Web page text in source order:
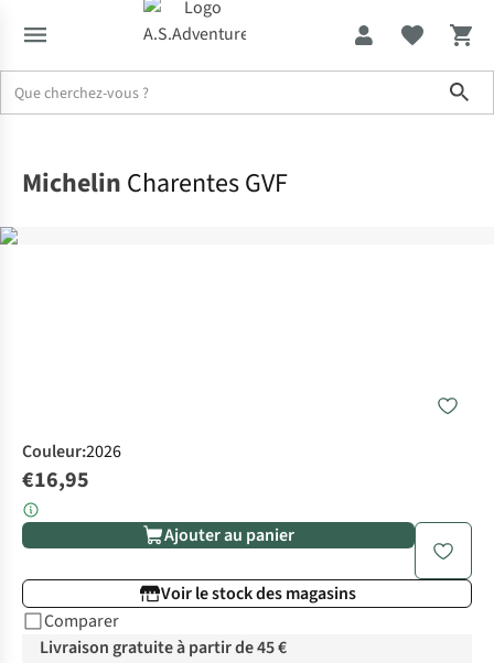
Michelin Charentes GVF
Couleur:2026
€16,95
Ajouter au panier
Voir le stock des magasins
Comparer
Livraison gratuite à partir de 45 €